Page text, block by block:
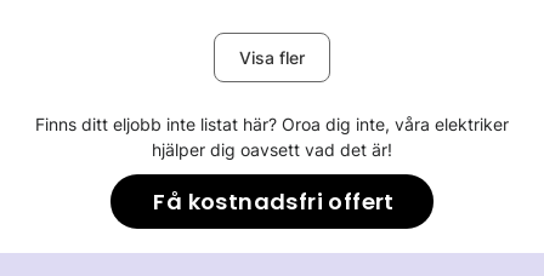
Visa fler
Finns ditt eljobb inte listat här? Oroa dig inte, våra elektriker
hjälper dig oavsett vad det är!
Få kostnadsfri offert